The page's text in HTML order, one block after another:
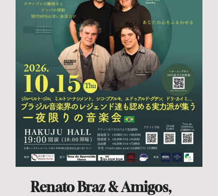
Renato Braz & Amigos,